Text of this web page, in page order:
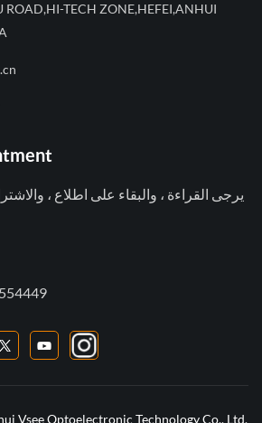
TECH ZONE,HEFEI,ANHUI
يرجى القراءة ، والبقاء على اطلاع ،